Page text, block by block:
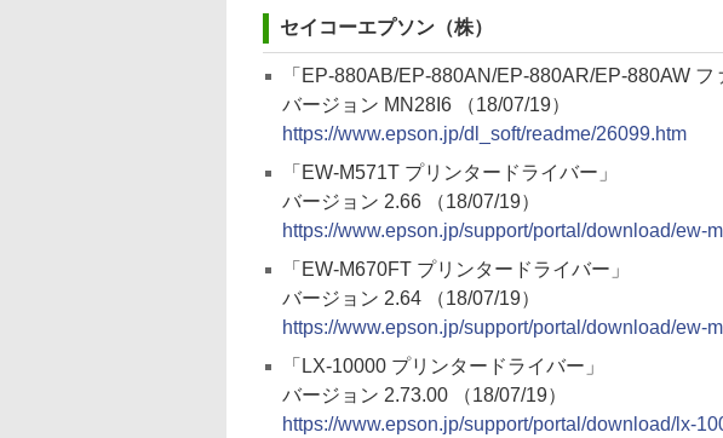
セイコーエプソン（株）
「EP-880AB/EP-880AN/EP-880AR/EP-880AW フ
バージョン MN28I6 （18/07/19）
https://www.epson.jp/dl_soft/readme/26099.htm
「EW-M571T プリンタードライバー」
バージョン 2.66 （18/07/19）
https://www.epson.jp/support/portal/download/ew-
「EW-M670FT プリンタードライバー」
バージョン 2.64 （18/07/19）
https://www.epson.jp/support/portal/download/ew-
「LX-10000 プリンタードライバー」
バージョン 2.73.00 （18/07/19）
https://www.epson.jp/support/portal/download/lx-